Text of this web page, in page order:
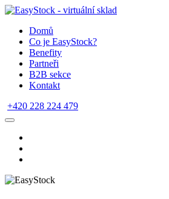
Domů
Co je EasyStock?
Benefity
Partneři
B2B sekce
Kontakt
+420 228 224 479